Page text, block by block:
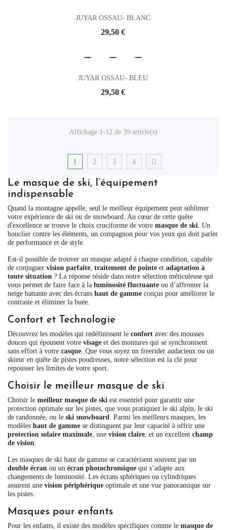
JUYAR OSSAU- BLANC
Prix
29,50 €
JUYAR OSSAU- BLEU
Prix
29,50 €
Affichage 1-12 de 39 article(s)
1 2 3 4
Le masque de ski, l’équipement
indispensable
Quand la montagne appelle, seul le meilleur équipement peut sublimer
votre expérience de ski ou de snowboard. Au cœur de cette quête
d'excellence se trouve le choix cruciforme de votre masque de ski. Un
bouclier contre les éléments, un compagnon pour vos yeux qui doit parler
de performance et de style.
Est-il possible de trouver un masque adapté à chaque condition, capable
de conjuguer vision parfaite, traitement de pointe et adaptation à
toute situation ? La réponse réside dans notre sélection méticuleuse qui
vous permet de faire face à la luminosité fluctuante ou d’affronter la
neige battante avec des écrans haut de gamme conçus pour améliorer le
contraste et éliminer la buée.
Confort et Technologie
Découvrez les modèles qui redéfinissent le confort avec des mousses
douces qui épousent votre visage et des montures qui se synchronisent
sans effort à votre casque. Que vous soyez un freerider audacieux ou un
skieur en quête de pistes poudreuses, notre sélection est la clé pour
repousser les limites de votre sport.
Choisir le meilleur masque de ski
Choisir le meilleur masque de ski est essentiel pour garantir une
protection optimale sur les pistes, que vous pratiquiez le ski alpin, le ski
de randonnée, ou le ski snowboard. Parmi les meilleurs masques, les
modèles haut de gamme se distinguent par leur capacité à offrir une
protection solaire maximale, une vision claire, et un excellent champ
de vision.
Les masques de ski haut de gamme se caractérisent souvent par un
double écran ou un écran photochromique qui s’adapte aux
changements de luminosité. Les écrans sphériques ou cylindriques
assurent une vision périphérique optimale et une vue panoramique sur
les pistes.
Masques pour enfants
Pour les enfants, il existe des modèles spécifiques comme le masque de